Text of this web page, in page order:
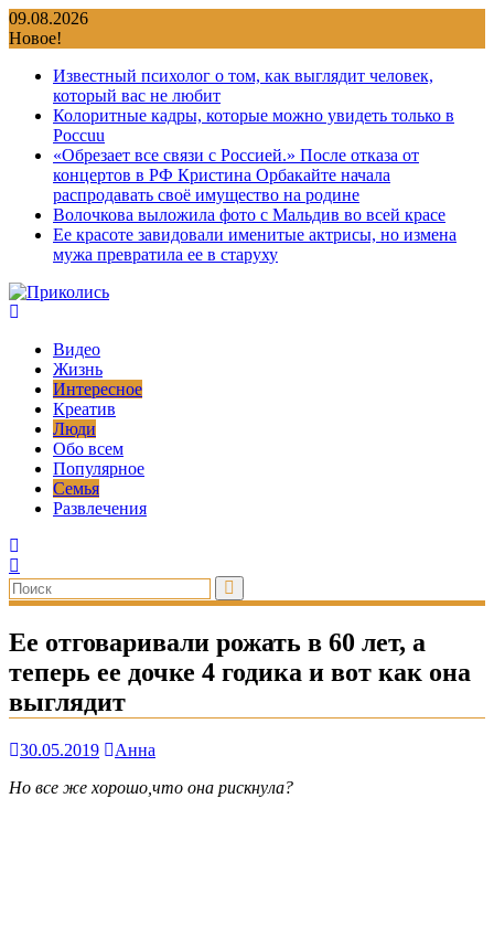
Перейти
к
09.08.2026
Новое!
Известный психолог о том, как выглядит человек,
который вас не любит
Колоритные кадры, которые можно увидеть только в
Россuu
«Обрезает все связи с Россией.» После отказа от
концертов в РФ Кристина Орбакайте начала
распродавать своё имущество на родине
Волочкова выложила фото с Мальдив во всей красе
Ее красоте завидовали именитые актрисы, но измена
мужа превратила ее в старуху
Видео
Жизнь
Интересное
Креатив
Люди
Обо всем
Популярное
Семья
Развлечения
Ее отговаривали рожать в 60 лет, а
теперь ее дочке 4 годика и вот как она
выглядит
30.05.2019
Анна
Но все же хорошо,что она рискнула?